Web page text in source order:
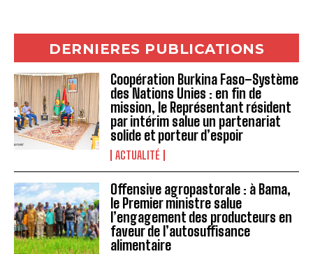
DERNIERES PUBLICATIONS
Coopération Burkina Faso–Système
des Nations Unies : en fin de
mission, le Représentant résident
par intérim salue un partenariat
solide et porteur d’espoir
ACTUALITÉ
Offensive agropastorale : à Bama,
le Premier ministre salue
l’engagement des producteurs en
faveur de l’autosuffisance
alimentaire